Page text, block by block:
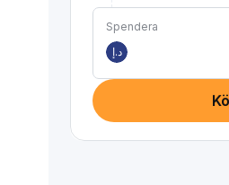
Spendera
د.إ